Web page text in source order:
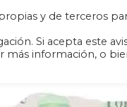
HOME ANDALUCÍA
y de terceros
Si acepta este
más información, o